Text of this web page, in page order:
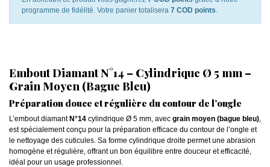
programme de fidélité. Votre panier totalisera 7 COD points.
Embout Diamant N°14 – Cylindrique Ø 5 mm –
Grain Moyen (Bague Bleu)
Préparation douce et régulière du contour de l’ongle
L’embout diamantN°14 cylindrique Ø 5 mm, avec grain moyen (bague bleu),
est spécialement conçu pour la préparation efficace du contour de l’ongle et
le nettoyage des cuticules. Sa forme cylindrique droite permet une abrasion
homogène et régulière, offrant un bon équilibre entre douceur et efficacité,
idéal pour un usage professionnel.